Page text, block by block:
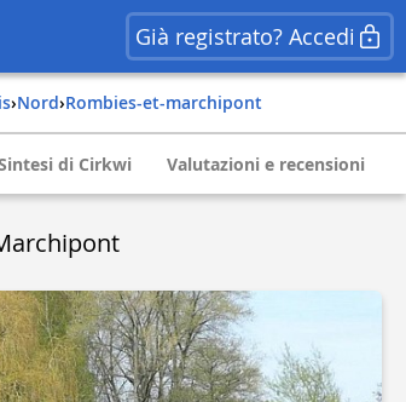
Già registrato? Accedi
› nord› rombies-et-marchipont
di Cirkwi Valutazioni e recensioni